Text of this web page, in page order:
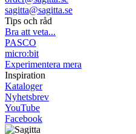
sagitta@sagitta.se
Tips och råd
Bra att veta...
PASCO
micro:bit
Experimentera mera
Inspiration
Kataloger
Nyhetsbrev
YouTube
Facebook